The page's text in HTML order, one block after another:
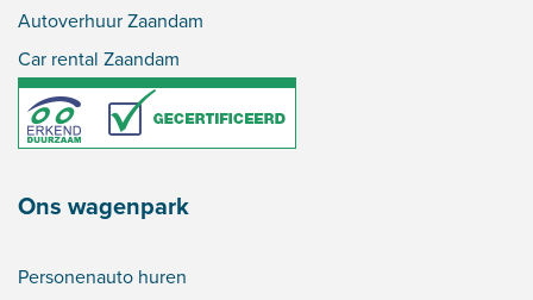
Autoverhuur Zaandam
Car rental Zaandam
Ons wagenpark
Personenauto huren